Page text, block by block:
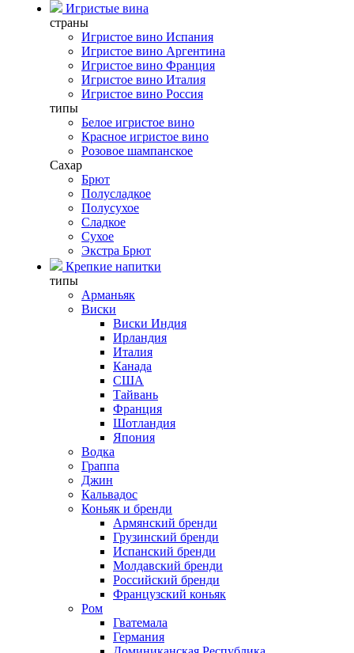
Игристые вина
страны
Игристое вино Испания
Игристое вино Аргентина
Игристое вино Франция
Игристое вино Италия
Игристое вино Россия
типы
Белое игристое вино
Красное игристое вино
Розовое шампанское
Сахар
Брют
Полусладкое
Полусухое
Сладкое
Сухое
Экстра Брют
Крепкие напитки
типы
Арманьяк
Виски
Виски Индия
Ирландия
Италия
Канада
США
Тайвань
Франция
Шотландия
Япония
Водка
Граппа
Джин
Кальвадос
Коньяк и бренди
Армянский бренди
Грузинский бренди
Испанский бренди
Молдавский бренди
Российский бренди
Французский коньяк
Ром
Гватемала
Германия